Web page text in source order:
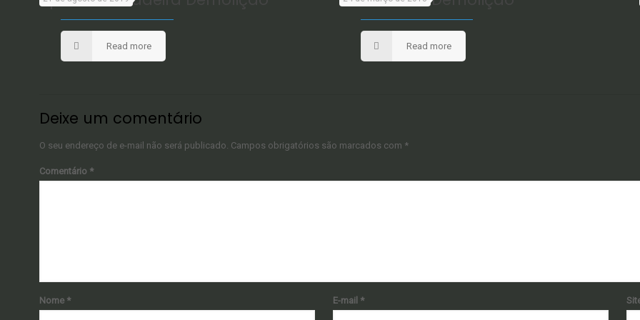
Read more Read more
Deixe um comentário
O seu endereço de e-mail não será publicado. Campos obrigatórios são marcados com *
Comentário *
Nome * E-mail *